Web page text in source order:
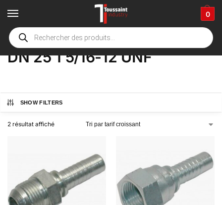
0
Accueil boutique / Product Options
DN 25 1 5/16-12 UNF
SHOW FILTERS
2 résultat affiché